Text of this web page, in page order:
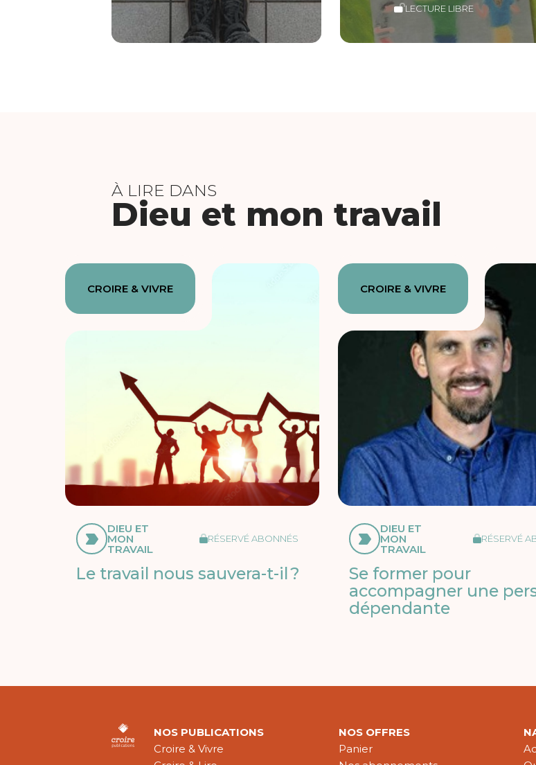
LECTURE LIBRE
À LIRE DANS
Dieu et mon travail
CROIRE & VIVRE
DIEU ET
MON
TRAVAIL
RÉSERVÉ ABONNÉS
Le travail nous sauvera-t-il ?
CROIRE & VIVRE
DIEU ET
MON
TRAVAIL
RÉSERVÉ
Se former pour
accompagner une
dépendante
NOS PUBLICATIONS
Croire & Vivre
NOS OFFRES
Panier